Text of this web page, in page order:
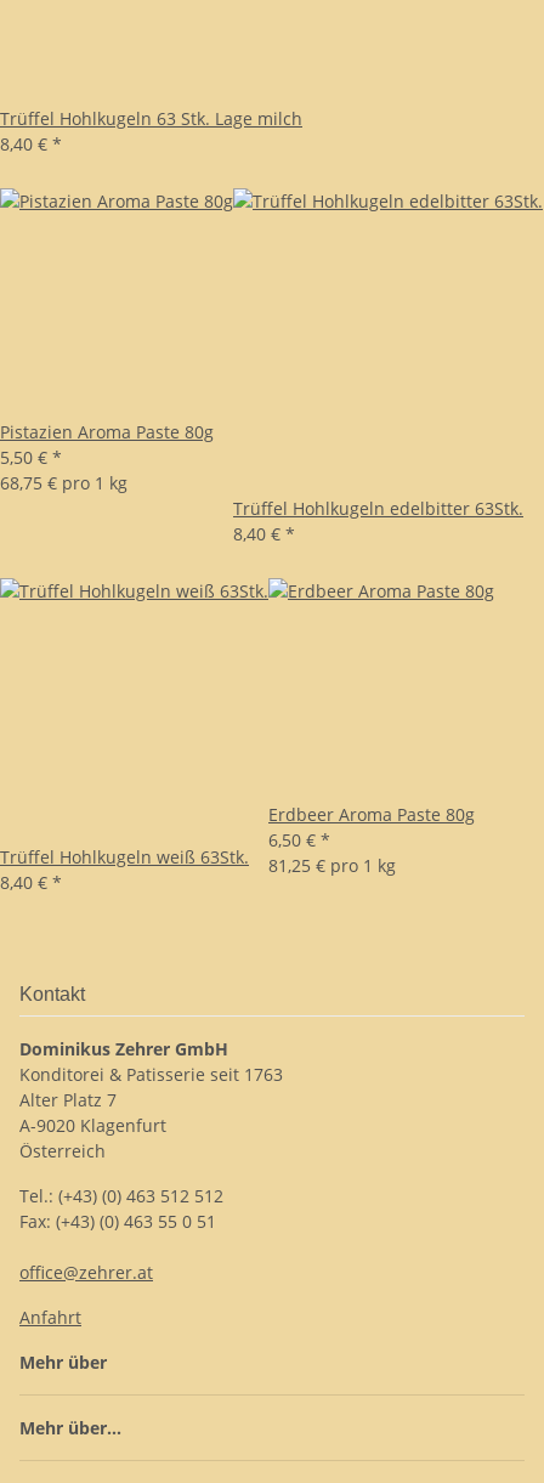
Trüffel Hohlkugeln 63 Stk. Lage milch
8,40 € *
Pistazien Aroma Paste 80g
5,50 € *
68,75 € pro 1 kg
Trüffel Hohlkugeln edelbitter 63Stk.
8,40 € *
Trüffel Hohlkugeln weiß 63Stk.
8,40 € *
Erdbeer Aroma Paste 80g
6,50 € *
81,25 € pro 1 kg
Kontakt
Dominikus Zehrer GmbH
Konditorei & Patisserie seit 1763
Alter Platz 7
A-9020 Klagenfurt
Österreich
Tel.: (+43) (0) 463 512 512
Fax: (+43) (0) 463 55 0 51
office@zehrer.at
Anfahrt
Mehr über
Mehr über...